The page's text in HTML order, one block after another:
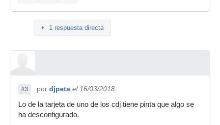
1 respuesta directa
#3 por djpeta el 16/03/2018
Lo de la tarjeta de uno de los cdj tiene pinta que algo se
ha desconfigurado.